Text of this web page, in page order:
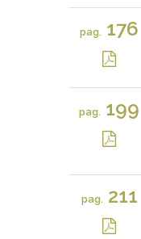
pag. 176
pag. 199
pag.211